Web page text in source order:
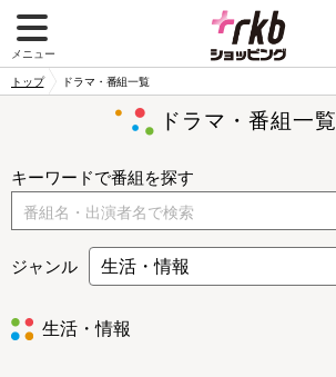
メニュー
トップ ドラマ・番組一覧
ドラマ・番組一覧
キーワードで番組を探す
ジャンル
生活・情報